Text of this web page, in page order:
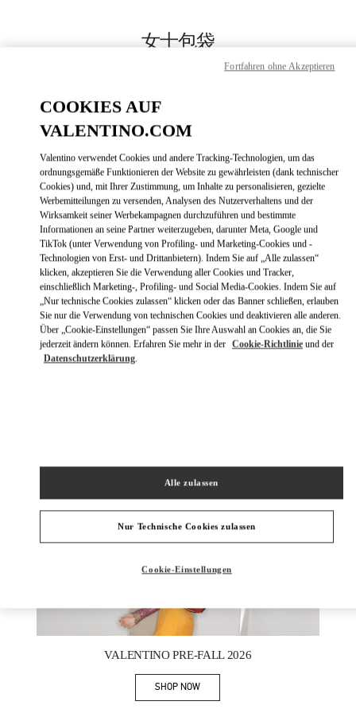
女士包袋
JETZT ANRUFEN
ZUR WEGBESCHREIBUNGLINK
VALENTINO PRE-FALL 2026
SHOP NOWLink Opens in New Tab
COOKIES AUF
VALENTINO.COM
Valentino verwendet Cookies und andere Tracking-Technologien, um das
ordnungsgemäße Funktionieren der Website zu gewährleisten (dank technischer
Cookies) und, mit Ihrer Zustimmung, um Inhalte zu personalisieren, gezielte
Werbemitteilungen zu versenden, Analysen des Nutzerverhaltens und der
Wirksamkeit seiner Werbekampagnen durchzuführen und bestimmte
Informationen an seine Partner weiterzugeben, darunter Meta, Google und
TikTok (unter Verwendung von Profiling- und Marketing-Cookies und -
Technologien von Erst- und Drittanbietern). Indem Sie auf „Alle zulassen“
klicken, akzeptieren Sie die Verwendung aller Cookies und Tracker,
einschließlich Marketing-, Profiling- und Social Media-Cookies. Indem Sie auf
„Nur technische Cookies zulassen“ klicken oder das Banner schließen, erlauben
Sie nur die Verwendung von technischen Cookies und deaktivieren alle anderen.
Über „Cookie-Einstellungen“ passen Sie Ihre Auswahl an Cookies an, die Sie
jederzeit ändern können. Erfahren Sie mehr in der Cookie-Richtlinie und der
Datenschutzerklärung.
Nur Technische Cookies zulassen
Alle zulassen
Cookie-Einstellungen
Fortfahren ohne Akzeptieren